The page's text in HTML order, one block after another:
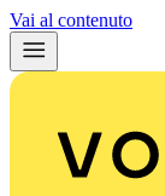
Vai al contenuto